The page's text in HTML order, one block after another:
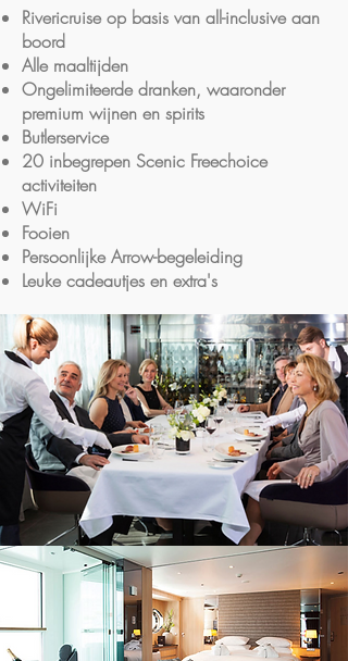
Rivericruise op basis van all-inclusive aan
boord
Alle maaltijden
Ongelimiteerde dranken, waaronder
premium wijnen en spirits
Butlerservice
20 inbegrepen Scenic Freechoice
activiteiten
WiFi
Fooien
Persoonlijke Arrow-begeleiding
Leuke cadeautjes en extra's